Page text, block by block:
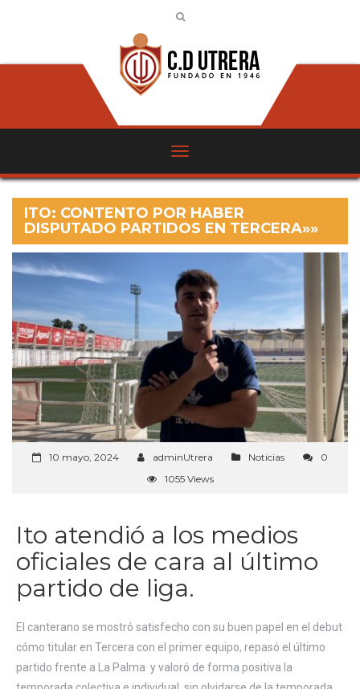
ITO: CONTENTO POR HABER
DISPUTADO PARTIDOS EN TERCERA»»
10 mayo, 2024 adminUtrera Noticias
0
1055 Views
Ito atendió a los medios
oficiales de cara al último
partido de liga.
El canterano se mostró satisfecho con su buen papel en el debut
cómo titular en Tercera con el primer equipo, repasó el último
partido frente a La Palma y valoró de forma positiva la